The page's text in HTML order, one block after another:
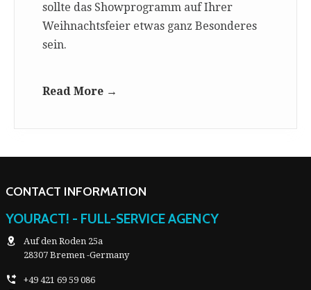
sollte das Showprogramm auf Ihrer
Weihnachtsfeier etwas ganz Besonderes
sein.
Read More →
CONTACT INFORMATION
YOURACT! - FULL-SERVICE AGENCY
Auf den Roden 25a
28307 Bremen -Germany
+49 421 69 59 086